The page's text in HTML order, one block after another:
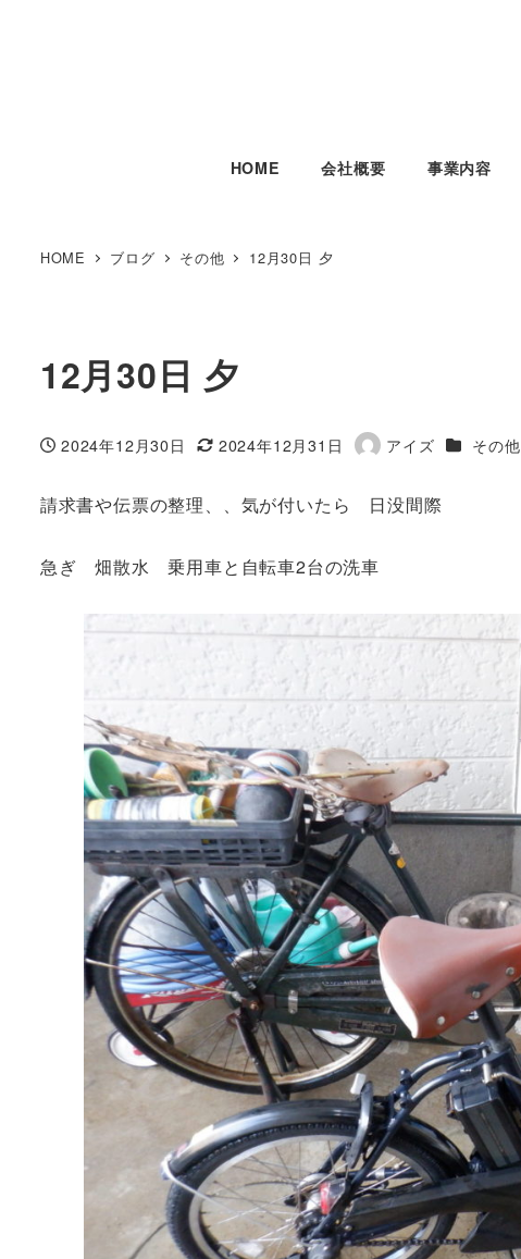
HOME 会社概要 事業内容
HOME ブログ その他 12月30日 夕
12月30日 夕
投稿日
2024年12月30日
更新日
2024年12月31日
著
アイズ カテゴリー
その他
請求書や伝票の整理、、気が付いたら 日没間際
急ぎ 畑散水 乗用車と自転車2台の洗車